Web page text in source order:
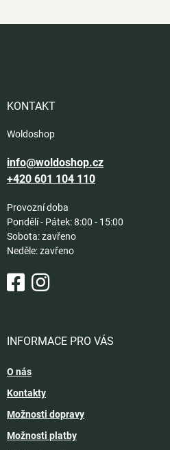
v
KONTAKT
Woldoshop
info@woldoshop.cz
+420 601 104 110
Provozní doba
Pondělí - Pátek: 8:00 - 15:00
Sobota: zavřeno
Neděle: zavřeno
INFORMACE PRO VÁS
O nás
Kontakty
Možnosti dopravy
Možnosti platby